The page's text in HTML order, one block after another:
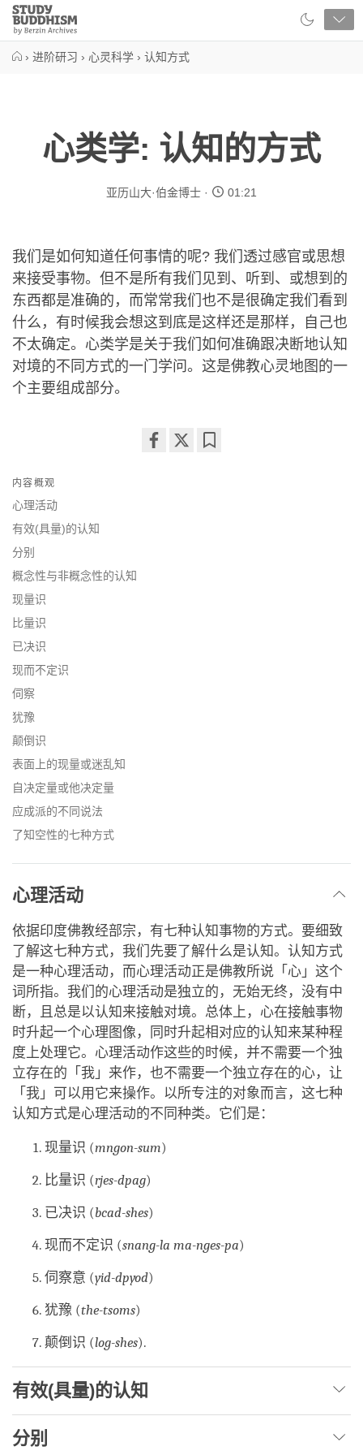
Close
Study
Buddhism
› 进阶研习 › 心灵科学 › 认知方式
心类学: 认知的方式
亚历山大·伯金博士 01:21
我们是如何知道任何事情的呢? 我们透过感官或思想
来接受事物。但不是所有我们见到、听到、或想到的
东西都是准确的，而常常我们也不是很确定我们看到
什么，有时候我会想这到底是这样还是那样，自己也
不太确定。心类学是关于我们如何准确跟决断地认知
对境的不同方式的一门学问。这是佛教心灵地图的一
个主要组成部分。
内容概观
心理活动
有效(具量)的认知
分别
概念性与非概念性的认知
现量识
比量识
已决识
现而不定识
伺察
犹豫
颠倒识
表面上的现量或迷乱知
自决定量或他决定量
应成派的不同说法
了知空性的七种方式
心理活动
依据印度佛教经部宗，有七种认知事物的方式。要细致
了解这七种方式，我们先要了解什么是认知。认知方式
是一种心理活动，而心理活动正是佛教所说「心」这个
词所指。我们的心理活动是独立的，无始无终，没有中
断，且总是以认知来接触对境。总体上，心在接触事物
时升起一个心理图像，同时升起相对应的认知来某种程
度上处理它。心理活动作这些的时候，并不需要一个独
立存在的「我」来作，也不需要一个独立存在的心，让
「我」可以用它来操作。以所专注的对象而言，这七种
认知方式是心理活动的不同种类。它们是：
现量识 (mngon-sum)
比量识 (rjes-dpag)
已决识 (bcad-shes)
现而不定识 (snang-la ma-nges-pa)
伺察意 (yid-dpyod)
犹豫 (the-tsoms)
颠倒识 (log-shes).
有效(具量)的认知
分别